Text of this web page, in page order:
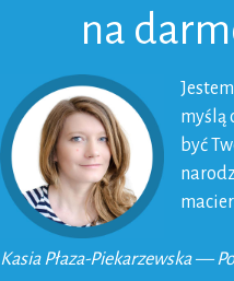
na
myślą
być
Kasia Płaza-Piekarzewska —